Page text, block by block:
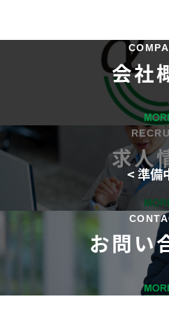
会社
求人
お問い